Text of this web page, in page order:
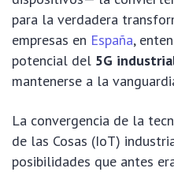
para la verdadera
empresas en España,
potencial del 5G
mantenerse a la
La convergencia de la
de las Cosas (IoT)
posibilidades que antes